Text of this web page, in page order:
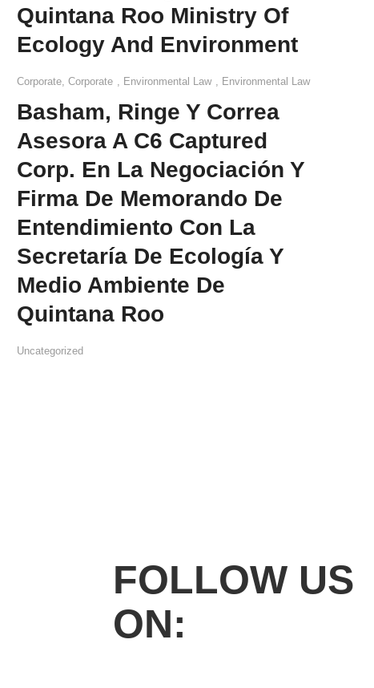
Quintana Roo Ministry Of
Ecology And Environment
Corporate, Corporate , Environmental Law , Environmental Law
Basham, Ringe Y Correa
Asesora A C6 Captured
Corp. En La Negociación Y
Firma De Memorando De
Entendimiento Con La
Secretaría De Ecología Y
Medio Ambiente De
Quintana Roo
Uncategorized
FOLLOW US
ON: